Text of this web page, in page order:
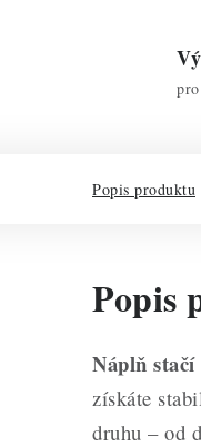
Popis produktu
Popis
Náplň stačí
získáte
druhu – od